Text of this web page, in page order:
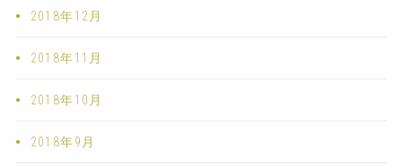
2018年12月
2018年11月
2018年10月
2018年9月